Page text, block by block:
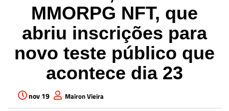
MMORPG NFT, que
abriu inscrições para
novo teste público que
acontece dia 23
nov 19 Mairon Vieira